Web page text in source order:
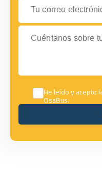
Cuéntanos sobre tus
He leído y acepto
OsaBus.